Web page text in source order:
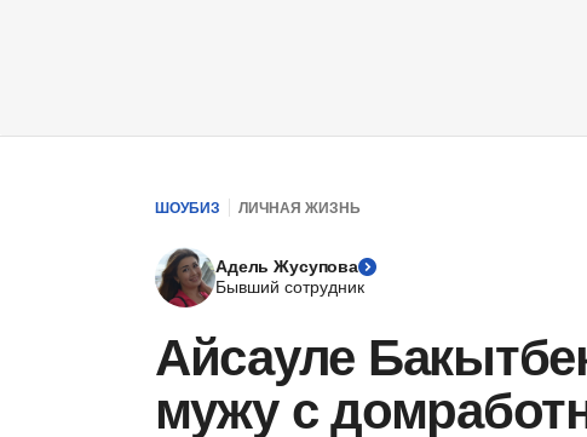
ШОУБИЗ ЛИЧНАЯ ЖИЗНЬ
Адель Жусупова
Бывший сотрудник
Айсауле
мужу с